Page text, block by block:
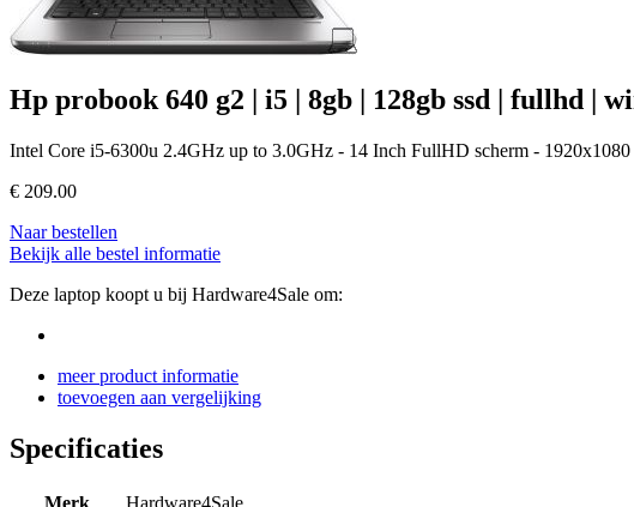
Hp probook 640 g2 | i5 | 8gb | 128gb ssd | fullhd |
Intel Core i5-6300u 2.4GHz up to 3.0GHz - 14 Inch FullHD scherm -
€ 209.00
Naar bestellen
Bekijk alle bestel informatie
Deze laptop koopt u bij Hardware4Sale om:
meer product informatie
toevoegen aan vergelijking
Specificaties
Merk
Hardware4Sale